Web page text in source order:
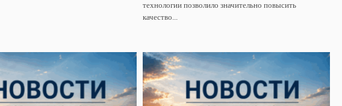
технологии позволило значительно повысить
качество...